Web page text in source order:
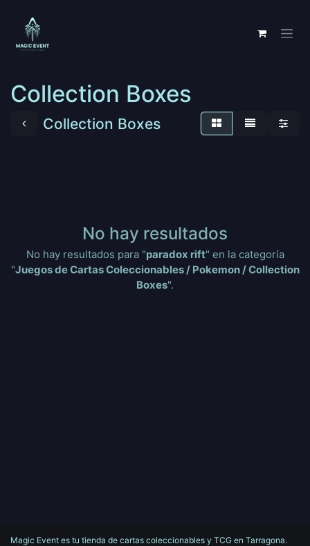
Collection Boxes
Collection Boxes
No hay resultados
No hay resultados para "paradox rift" en la categoría
"Juegos de Cartas Coleccionables / Pokemon / Collection
Boxes".
Magic Event es tu tienda de cartas coleccionables y TCG en Tarragona.